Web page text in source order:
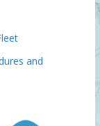
and